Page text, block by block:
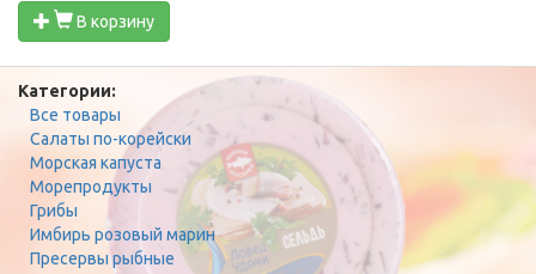
В корзину
Категории:
Все товары
Салаты по-корейски
Морская капуста
Морепродукты
Грибы
Имбирь розовый марин
Пресервы рыбные